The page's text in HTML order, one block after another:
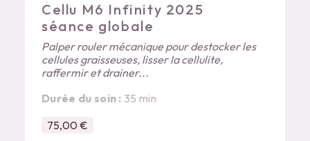
Cellu M6 Infinity 2025
séance globale
Palper rouler mécanique pour destocker les
cellules graisseuses, lisser la cellulite,
raffermir et drainer...
Durée du soin : 35 min
75,00 €